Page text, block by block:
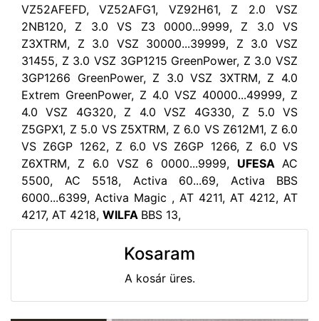
VZ52AFEFD, VZ52AFG1, VZ92H61, Z 2.0 VSZ
2NB120, Z 3.0 VS Z3 0000...9999, Z 3.0 VS
Z3XTRM, Z 3.0 VSZ 30000...39999, Z 3.0 VSZ
31455, Z 3.0 VSZ 3GP1215 GreenPower, Z 3.0 VSZ
3GP1266 GreenPower, Z 3.0 VSZ 3XTRM, Z 4.0
Extrem GreenPower, Z 4.0 VSZ 40000...49999, Z
4.0 VSZ 4G320, Z 4.0 VSZ 4G330, Z 5.0 VS
Z5GPX1, Z 5.0 VS Z5XTRM, Z 6.0 VS Z612M1, Z 6.0
VS Z6GP 1262, Z 6.0 VS Z6GP 1266, Z 6.0 VS
Z6XTRM, Z 6.0 VSZ 6 0000...9999, UFESA AC
5500, AC 5518, Activa 60...69, Activa BBS
6000...6399, Activa Magic , AT 4211, AT 4212, AT
4217, AT 4218, WILFA BBS 13,
Kosaram
A kosár üres.